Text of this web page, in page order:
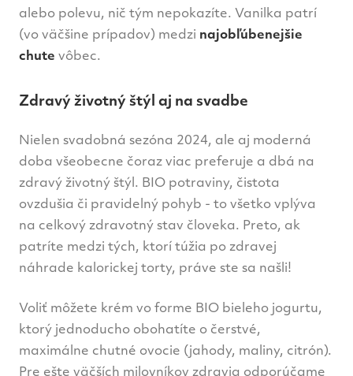
alebo polevu, nič tým nepokazíte. Vanilka patrí
(vo väčšine prípadov) medzi najobľúbenejšie
chute vôbec.
Zdravý životný štýl aj na svadbe
Nielen svadobná sezóna 2024, ale aj moderná
doba všeobecne čoraz viac preferuje a dbá na
zdravý životný štýl. BIO potraviny, čistota
ovzdušia či pravidelný pohyb - to všetko vplýva
na celkový zdravotný stav človeka. Preto, ak
patríte medzi tých, ktorí túžia po zdravej
náhrade kalorickej torty, práve ste sa našli!
Voliť môžete krém vo forme BIO bieleho jogurtu,
ktorý jednoducho obohatíte o čerstvé,
maximálne chutné ovocie (jahody, maliny, citrón).
Pre ešte väčších milovníkov zdravia odporúčame